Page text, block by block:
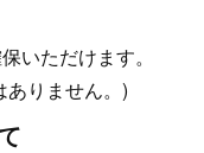
いただけます。
ありません。)